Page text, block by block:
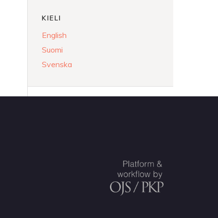
KIELI
English
Suomi
Svenska